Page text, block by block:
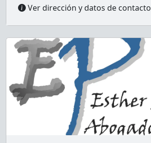
Ver dirección y datos de contacto